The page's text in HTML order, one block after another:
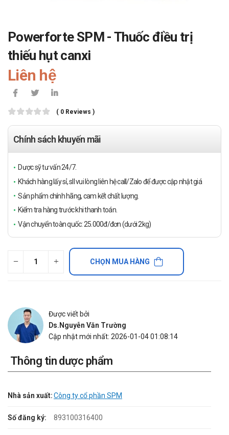
Powerforte SPM - Thuốc điều trị
thiếu hụt canxi
Liên hệ
( 0 Reviews )
Chính sách khuyến mãi
Dược sỹ tư vấn 24/7.
Khách hàng lấy sỉ, sll vui lòng liên hệ call/Zalo để được cập nhật giá
Sản phẩm chính hãng, cam kết chất lượng.
Kiểm tra hàng trước khi thanh toán.
Vận chuyển toàn quốc: 25.000đ/đơn (dưới 2kg)
CHỌN MUA HÀNG
Được viết bởi
Ds.Nguyễn Văn Trường
Cập nhật mới nhất: 2026-01-04 01:08:14
Thông tin dược phẩm
Nhà sản xuất:Công ty cổ phần SPM
Số đăng ký: 893100316400